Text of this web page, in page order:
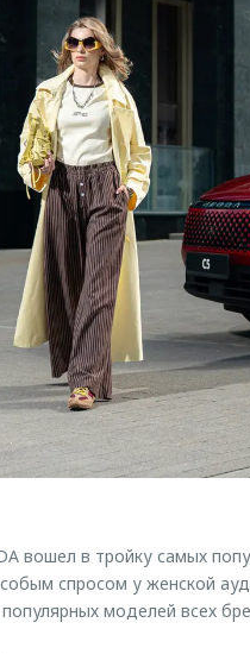
вошел в тройку самых
спросом у женской
моделей всех